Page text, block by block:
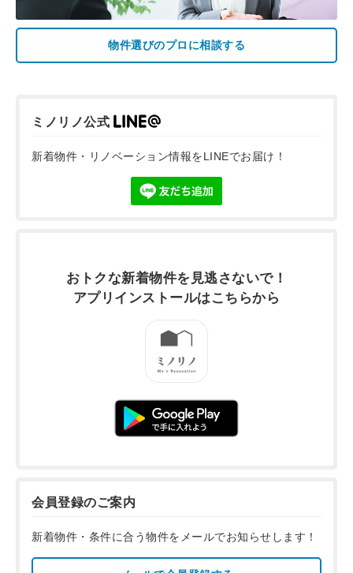
物件選びのプロに相談する
ミノリノ公式
新着物件・リノベーション情報をLINEでお届け！
おトクな新着物件を 見逃さないで！
アプリインストールはこちらから
会員登録のご案内
新着物件・条件に合う物件をメールでお知らせします！